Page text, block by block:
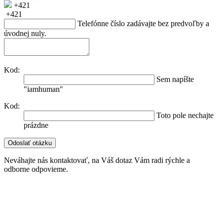
+421
+421
Telefónne číslo zadávajte bez predvoľby a
úvodnej nuly.
Kod:
Sem napíšte
"iamhuman"
Kod:
Toto pole nechajte
prázdne
Neváhajte nás kontaktovať, na Váš dotaz Vám radi rýchle a
odborne odpovieme.